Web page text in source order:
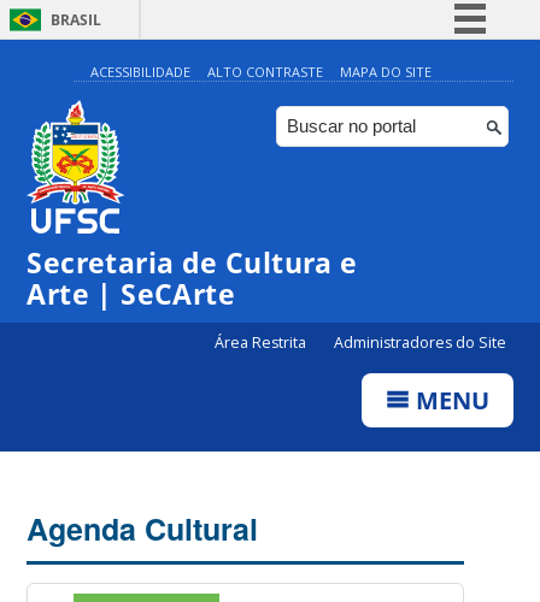
BRASIL
Simplifique!
Comunica BR
Participe
ACESSIBILIDADE ALTO CONTRASTE MAPA DO SITE
Secretaria de Cultura e
Arte | SeCArte
Área Restrita Administradores do Site
MENU
Agenda Cultural